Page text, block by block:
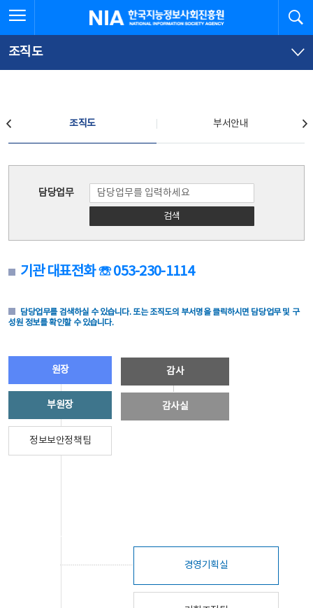
문
로
가
체
뉴
바
가
한국지능정보사회진흥원
조직도
조직도 부서안내
담당업무
검색
기관 대표전화 ☏ 053-230-1114
담당업무를 검색하실 수 있습니다. 또는 조직도의 부서명을 클릭하시면 담당업무 및 구
성원 정보를 확인할 수 있습니다.
원장
부원장
정보보안정책팀
감사
감사실
경영기획실